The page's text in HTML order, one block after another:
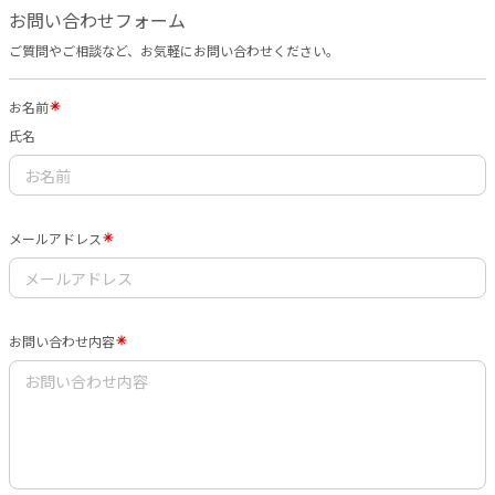
お問い合わせフォーム
ご質問やご相談など、お気軽にお問い合わせください。
お名前
氏名
メールアドレス
お問い合わせ内容